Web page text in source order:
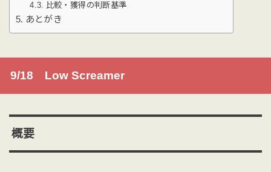
比較・獲得の判断基準
あとがき
9/18 Low Screamer
概要